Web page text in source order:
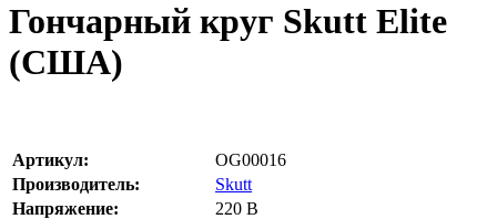
Гончарный круг Skutt Elite
(США)
Артикул:
OG00016
Производитель:
Skutt
Напряжение:
220 В